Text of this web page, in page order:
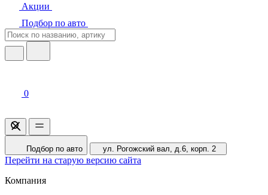
Акции
Подбор по авто
0
Подбор по авто ул. Рогожский вал, д.6, корп. 2
Перейти на старую версию сайта
Компания